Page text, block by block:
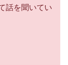
話を聞いてい